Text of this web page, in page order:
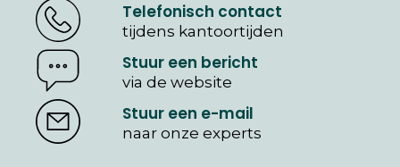
Telefonisch contact
tijdens kantoortijden
Stuur een bericht
via de website
Stuur een e-mail
naar onze experts